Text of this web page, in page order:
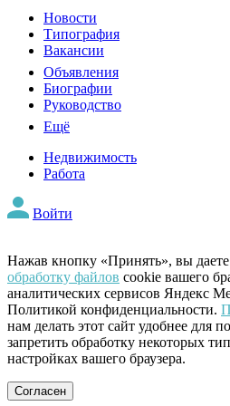
Новости
Типография
Вакансии
Объявления
Биографии
Руководство
Ещё
Недвижимость
Работа
Войти
Нажав кнопку «Принять», вы даете
обработку файлов cookie вашего
аналитических сервисов Яндекс
Политикой конфиденциальности.
нам делать этот сайт удобнее для
запретить обработку некоторых
настройках вашего браузера.
Согласен